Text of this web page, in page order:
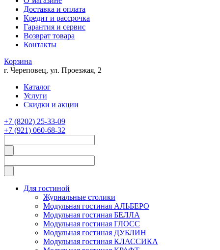
Доставка и оплата
Кредит и рассрочка
Гарантия и сервис
Возврат товара
Контакты
Корзина
г. Череповец, ул. Проезжая, 2
Каталог
Услуги
Скидки и акции
+7 (8202) 25-33-09
+7 (921) 060-68-32
Для гостиной
Журнальные столики
Модульная гостиная АЛЬБЕРО
Модульная гостиная БЕЛЛА
Модульная гостиная ГЛОСС
Модульная гостиная ДУБЛИН
Модульная гостиная КЛАССИКА